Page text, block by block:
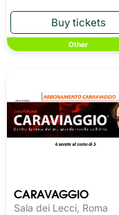
Other
CARAVAGGIO
Sala dei Lecci, Roma